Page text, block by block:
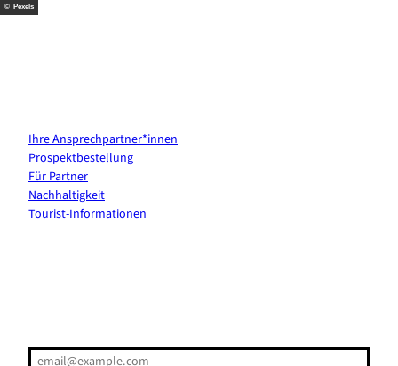
© Pexels
Ihre Ansprechpartner*innen
Prospektbestellung
Für Partner
Nachhaltigkeit
Tourist-Informationen